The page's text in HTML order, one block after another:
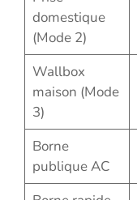
domestique
(Mode 2)
Wallbox
maison (Mode
3)
Borne
publique AC